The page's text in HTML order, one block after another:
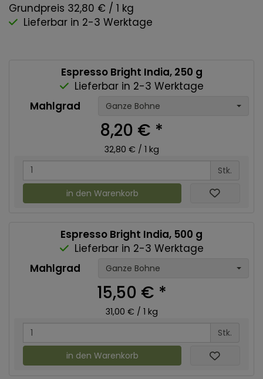
Grundpreis 32,80 € / 1 kg
Lieferbar in 2-3 Werktage
Espresso Bright India, 250 g
Lieferbar in 2-3 Werktage
Mahlgrad
Ganze Bohne
8,20 € *
32,80 € / 1 kg
Stk.
in den Warenkorb
Espresso Bright India, 500 g
Lieferbar in 2-3 Werktage
Mahlgrad
Ganze Bohne
15,50 € *
31,00 € / 1 kg
Stk.
in den Warenkorb